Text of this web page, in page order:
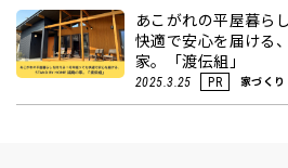
あこがれの平屋暮ら
快適で安心を届ける
家。「渡伝組」
2025.3.25 PR 家づくり